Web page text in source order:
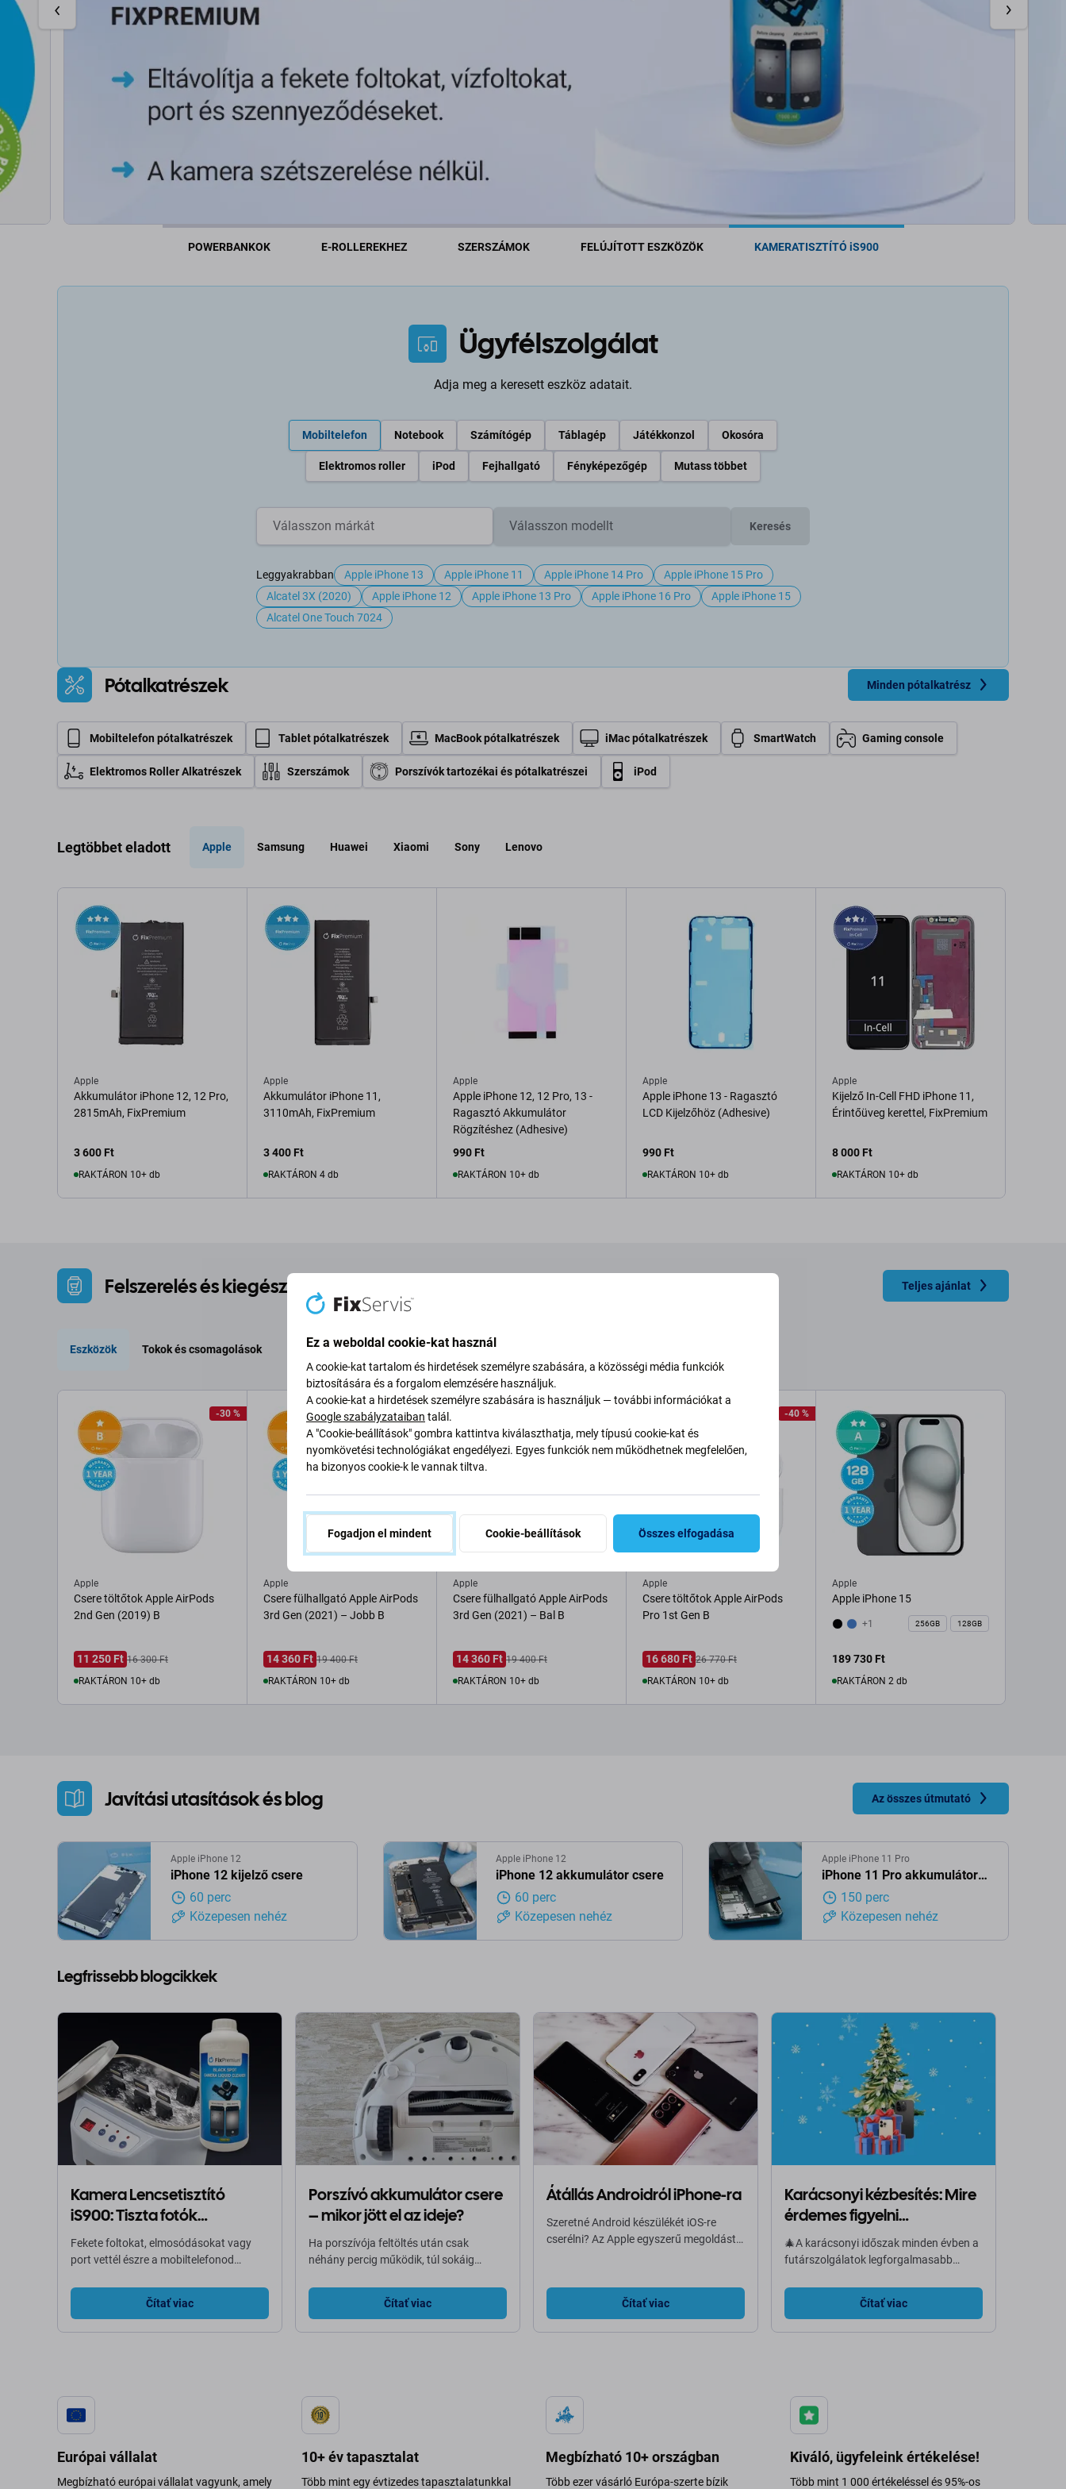
POWERBANKOK E-ROLLEREKHEZ SZERSZÁMOK FELÚJÍTOTT ESZKÖZÖK KAMERATISZTÍTÓ iS900
Ügyfélszolgálat
Adja meg a keresett eszköz adatait.
Mobiltelefon Notebook Számítógép Táblagép Játékkonzol Okosóra
Elektromos roller iPod Fejhallgató Fényképezőgép Mutass többet
Keresés
Leggyakrabban Apple iPhone 13 Apple iPhone 11 Apple iPhone 14 Pro
Apple iPhone 15 Pro
Alcatel 3X (2020)
Apple iPhone 12 Apple iPhone 13 Pro Apple iPhone 16 Pro
Apple iPhone 15
Alcatel One Touch 7024
Pótalkatrészek Minden pótalkatrész
Mobiltelefon pótalkatrészek Tablet pótalkatrészek MacBook pótalkatrészek iMac pótalkatrészek SmartWatch Gaming console
Elektromos Roller Alkatrészek Szerszámok Porszívók tartozékai és pótalkatrészei iPod
Legtöbbet eladott Apple Samsung Huawei Xiaomi Sony Lenovo
Apple
Akkumulátor iPhone 12, 12 Pro,
2815mAh, FixPremium
3 600 Ft
RAKTÁRON 10+ db
Apple
Akkumulátor iPhone 11,
3110mAh, FixPremium
3 400 Ft
RAKTÁRON 4 db
Apple
Apple iPhone 12, 12 Pro, 13 -
Ragasztó Akkumulátor
Rögzítéshez (Adhesive)
990 Ft
RAKTÁRON 10+ db
Apple
Apple iPhone 13 - Ragasztó
LCD Kijelzőhöz (Adhesive)
990 Ft
RAKTÁRON 10+ db
Apple
Kijelző In-Cell FHD iPhone 11,
Érintőüveg kerettel, FixPremium
8 000 Ft
RAKTÁRON 10+ db
Felszerelés és kiegészítők Teljes ajánlat
Eszközök Tokok és csomagolások Védőszemüvegek és fóliák Töltés
-30 %
Apple
Csere töltőtok Apple AirPods
2nd Gen (2019) B
11 250 Ft 16 300 Ft
RAKTÁRON 10+ db
-30 %
Apple
Csere fülhallgató Apple AirPods
3rd Gen (2021) – Jobb B
14 360 Ft 19 400 Ft
RAKTÁRON 10+ db
Apple
Csere fülhallgató Apple AirPods
3rd Gen (2021) – Bal B
14 360 Ft 19 400 Ft
RAKTÁRON 10+ db
-40 %
Apple
Csere töltőtok Apple AirPods
Pro 1st Gen B
16 680 Ft 26 770 Ft
RAKTÁRON 10+ db
Apple
Apple iPhone 15
+1 256GB 128GB
189 730 Ft
RAKTÁRON 2 db
Javítási utasítások és blog Az összes útmutató
Apple iPhone 12
iPhone 12 kijelző csere
60 perc
Közepesen nehéz
Apple iPhone 12
iPhone 12 akkumulátor csere
60 perc
Közepesen nehéz
Apple iPhone 11 Pro
iPhone 11 Pro akkumulátor
csere150 perc
Közepesen nehéz
Legfrissebb blogcikkek
Kamera Lencsetisztító
iS900: Tiszta fotók
szennyeződés nélkül
Fekete foltokat, elmosódásokat vagy
port vettél észre a mobiltelefonod
az egész kamerát. A megoldás az Black
spot camera liquid cleaner iS900.
eltávolítani, maga a kamera sértetlen
marad.
Čítať viac
Porszívó akkumulátor csere
– mikor jött el az ideje?
Ha porszívója feltöltés után csak
néhány percig működik, túl sokáig
probléma nagy valószínűséggel az
akkumulátorban van. A megfelelő
porszívót kellene vásárolnia.
Čítať viac
Átállás Androidról iPhone-ra
Szeretné Android készülékét iOS-re
cserélni? Az Apple egyszerű megoldást
Android telefonjáról az új iPhone-ra
Čítať viac
Karácsonyi kézbesítés: Mire
érdemes figyelni
rendeléskor?
🎄A karácsonyi időszak minden évben a
futárszolgálatok legforgalmasabb
folyamatosan növekszik, ezért minden
futár saját határidőket vezet be a
kapcsolatos legfontosabb
információkat.
Čítať viac
Európai vállalat
Megbízható európai vállalat vagyunk, amely
10+ év tapasztalat
Több mint egy évtizedes tapasztalatunkkal
Megbízható 10+ országban
Több ezer vásárló Európa-szerte bízik
Kiváló, ügyfeleink értékelése!
Több mint 1 000 értékeléssel és 95%-os
Ez a weboldal cookie-kat használ
A cookie-kat tartalom és hirdetések személyre szabására, a közösségi média funkciók
biztosítására és a forgalom elemzésére használjuk.
A cookie-kat a hirdetések személyre szabására is használjuk — további információkat a
Google szabályzataiban talál.
A "Cookie-beállítások" gombra kattintva kiválaszthatja, mely típusú cookie-kat és
nyomkövetési technológiákat engedélyezi. Egyes funkciók nem működhetnek megfelelően,
ha bizonyos cookie-k le vannak tiltva.
Fogadjon el mindent Cookie-beállítások Összes elfogadása